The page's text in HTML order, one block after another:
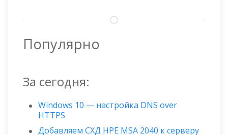
Популярно
За сегодня:
Windows 10 — настройка DNS over
HTTPS
Добавляем СХД HPE MSA 2040 к серверу